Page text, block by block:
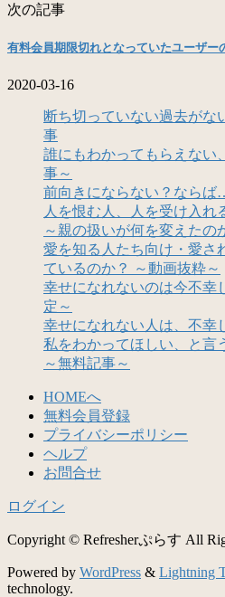
次の記事
有料会員期限切れとなっていたユーザー
2020-03-16
断ち切っていない過去がな
事
誰にもわかってもらえない
事～
前向きにならない？ならば
人を恨む人、人を受け入れ
～親の扱いが何を変えたの
愛を知る人たち向け・愛さ
ているのか？ ～動画抜粋～
幸せになれないのは今不幸
定～
幸せになれない人は、不
私をわかってほしい、と言
～無料記事～
HOMEへ
無料会員登録
プライバシーポリシー
ヘルプ
お問合せ
ログイン
Copyright © Refresherぷらす All
Powered by WordPress & Lightning
technology.